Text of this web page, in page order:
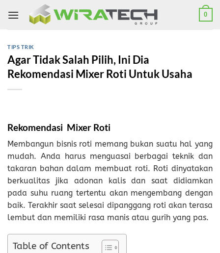
0
TIPS TRIK
Agar Tidak Salah Pilih, Ini Dia
Rekomendasi Mixer Roti Untuk Usaha
Rekomendasi Mixer Roti
Membangun bisnis roti memang bukan suatu hal yang
mudah. Anda harus menguasai berbagai teknik dan
takaran bahan dalam membuat roti. Roti dinyatakan
berkualitas jika adonan kalis dan saat didiamkan
pada suhu ruang tertentu akan mengembang dengan
baik. Terakhir saat selesai dipanggang roti akan terasa
lembut dan memiliki rasa manis atau gurih yang pas.
Table of Contents